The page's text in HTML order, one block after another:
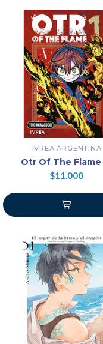
IVREA ARGENTINA
Otr Of The Flame
$11.000